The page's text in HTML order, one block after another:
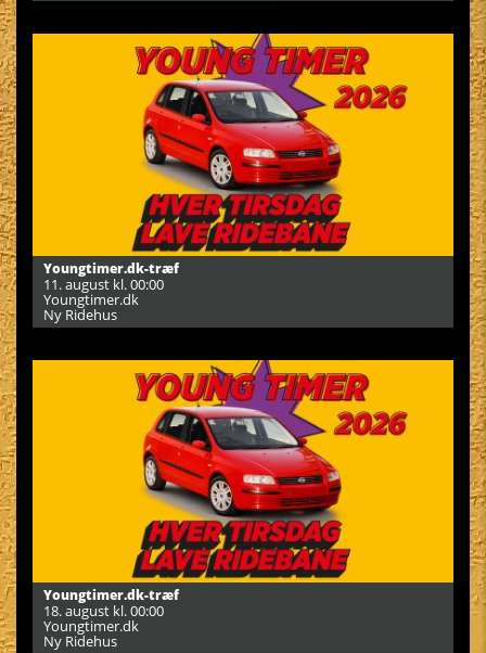
Youngtimer.dk-træf
11. august kl. 00:00
Youngtimer.dk
Ny Ridehus
Youngtimer.dk-træf
18. august kl. 00:00
Youngtimer.dk
Ny Ridehus